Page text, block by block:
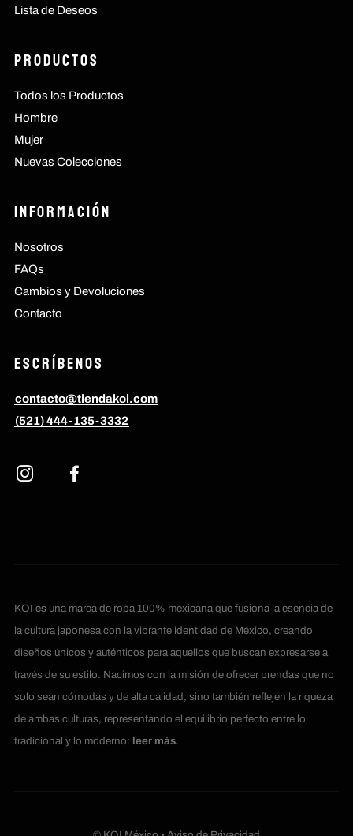
Lista de Deseos
Productos
Todos los Productos
Hombre
Mujer
Nuevas Colecciones
Información
Nosotros
FAQs
Cambios y Devoluciones
Contacto
Escríbenos
contacto@tiendakoi.com
(521) 444-135-3332
KOI es una marca de ropa 100% mexicana que fusiona la esencia de
la cultura japonesa con la vibrante identidad de México, creando
diseños únicos y auténticos para aquellos que buscan expresarse a
través de su estilo. Nacimos con la misión de ofrecer prendas que no
solo sean cómodas y de alta calidad, sino también reflejen la riqueza
de ambas culturas, representando el equilibrio perfecto entre lo
tradicional y lo moderno: leer más.